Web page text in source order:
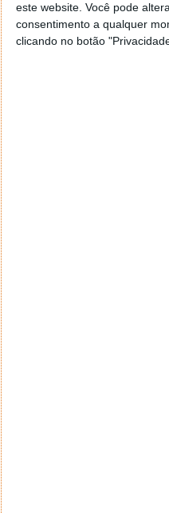
este website. Você pode
consentimento a qualquer
clicando no botão